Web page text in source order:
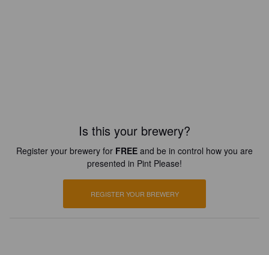
Is this your brewery?
Register your brewery for FREE and be in control how you are
presented in Pint Please!
REGISTER YOUR BREWERY